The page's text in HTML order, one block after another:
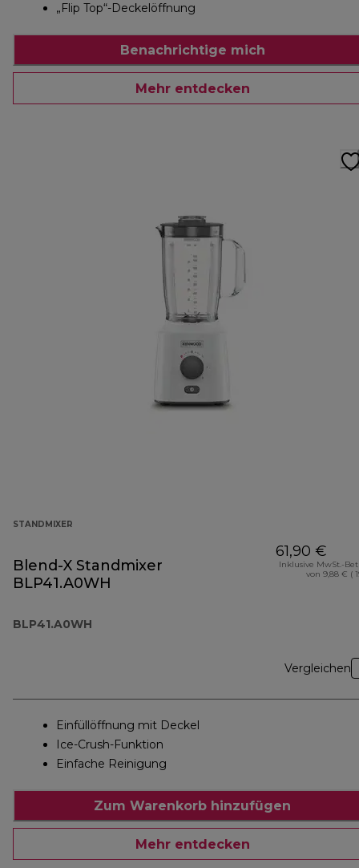
„Flip Top“-Deckelöffnung
Benachrichtige mich
Mehr entdecken
STANDMIXER
Blend-X Standmixer
BLP41.A0WH
BLP41.A0WH
61,90 €
Inklusive MwSt.-
von 9,88 € (
Vergleichen
Einfüllöffnung mit Deckel
Ice-Crush-Funktion
Einfache Reinigung
Zum Warenkorb hinzufügen
Mehr entdecken